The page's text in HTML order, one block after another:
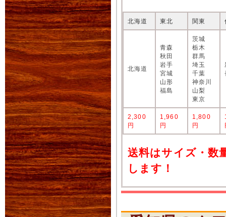
北海道 東北 関東
北海道
青森
秋田
岩手
宮城
山形
福島
茨城
栃木
群馬
埼玉
千葉
神奈川
山梨
東京
2,300
円
1,960
円
1,800
円
送料はサイズ・数
します！